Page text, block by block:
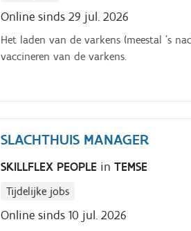
Online sinds 29 jul. 2026
Het laden van de varkens (meestal ’s
vaccineren van de varkens.
SLACHTHUIS MANAGER
SKILLFLEX PEOPLE inTEMSE
Tijdelijke jobs
Online sinds 10 jul. 2026